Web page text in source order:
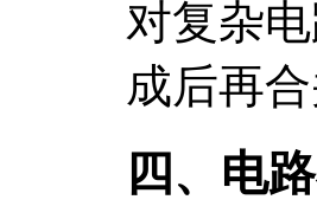
对复杂
成后再合
四、电